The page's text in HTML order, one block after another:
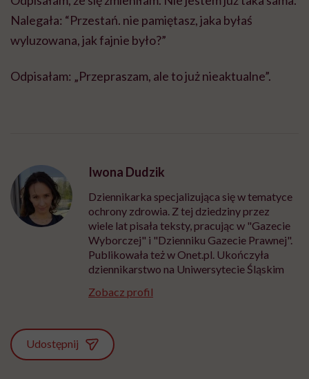
Nalegała: “Przestań. nie pamiętasz, jaka byłaś
wyluzowana, jak fajnie było?”
Odpisałam: „Przepraszam, ale to już nieaktualne”.
Iwona Dudzik
Dziennikarka specjalizująca się w tematyce
ochrony zdrowia. Z tej dziedziny przez
wiele lat pisała teksty, pracując w "Gazecie
Wyborczej" i "Dzienniku Gazecie Prawnej".
Publikowała też w Onet.pl. Ukończyła
dziennikarstwo na Uniwersytecie Śląskim
Zobacz profil
Udostępnij